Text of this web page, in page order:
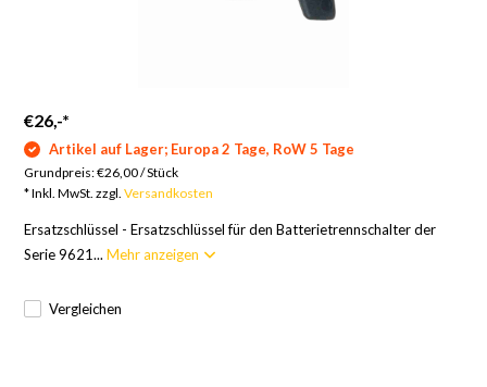
€26,-*
Artikel auf Lager; Europa 2 Tage, RoW 5 Tage
Grundpreis:€26,00/Stück
* Inkl. MwSt. zzgl.Versandkosten
Ersatzschlüssel - Ersatzschlüssel für den Batterietrennschalter der
Serie 9621...Mehr anzeigen
Vergleichen